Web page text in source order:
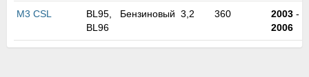
M3 CSL
BL95,
BL96
Бензиновый 3,2 360 2003 -
2006